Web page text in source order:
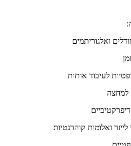
ואלגוריתמים
לעיבוד אותות
למחצה
ואלומות קוהרנטיות